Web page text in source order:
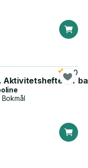
Aktivitetshefte for
5.0